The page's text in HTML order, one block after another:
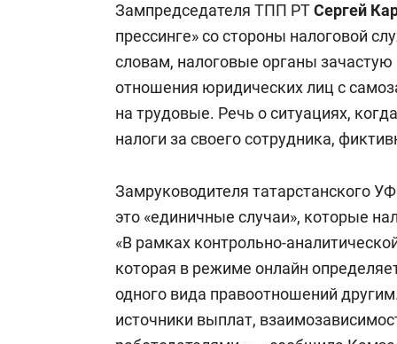
Зампредседателя ТПП РТСергей
прессинге» со стороны налоговой
словам, налоговые органы
отношения юридических лиц с
на трудовые. Речь о ситуациях,
налоги за своего сотрудника,
Замруководителя татарстанского
это «единичные случаи», которые
«В рамках контрольно-
которая в режиме онлайн
одного вида правоотношений
источники выплат,
Как ГК «МИР ГРУПП» и ВТБ
создают оазис жилого
комфорта под Казанью
150
ID вместо